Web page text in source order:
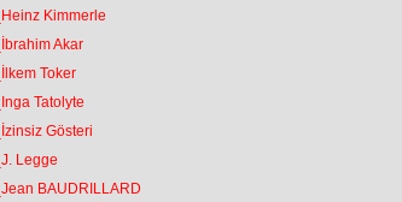
_Heinz Kimmerle
_İbrahim Akar
_İlkem Toker
_Inga Tatolyte
_İzinsiz Gösteri
_J. Legge
_Jean BAUDRILLARD